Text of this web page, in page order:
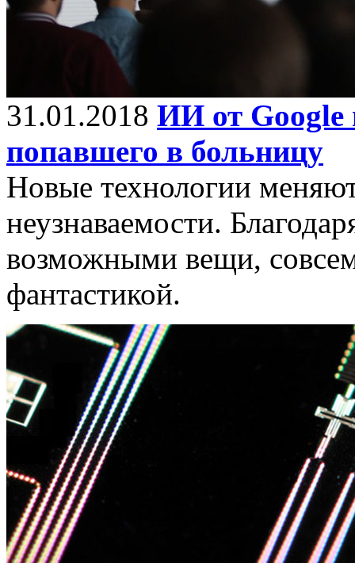
31.01.2018 ИИ от Google
попавшего в больницу
Новые технологии
неузнаваемости.
возможными вещи,
фантастикой.